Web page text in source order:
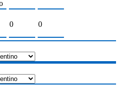
0 0